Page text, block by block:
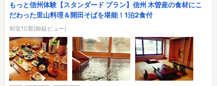
もっと信州体験【スタンダード プラン】信州 木曽産の食材にこ
だわった里山料理＆開田そばを堪能！1泊2食付
和室10畳(御嶽ビュー)